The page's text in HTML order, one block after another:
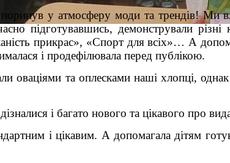
у атмосферу моди та трендів! Ми
підготувавшись, демонстрували
прикрас», «Спорт для всіх»… А
і продефілювала перед публікою.
оваціями та оплесками наші хлопці,
і багато нового та цікавого про
і цікавим. А допомагала дітям